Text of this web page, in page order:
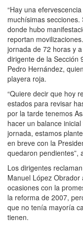
“Hay una
muchísimas
donde hubo
reportan
jornada de 72 horas y
dirigente de la Sección
Pedro Hernández,
playera roja.
“Quiere decir que hoy
estados para revisar
por la tarde tenemos
hacer un balance
jornada, estamos
en breve con la
quedaron pendientes”,
Los dirigentes
Manuel López
ocasiones con la
la reforma de 2007,
que no tenía mayoría
tienen.